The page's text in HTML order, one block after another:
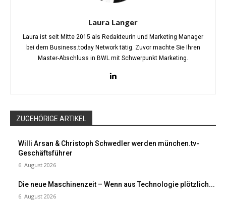
Laura Langer
Laura ist seit Mitte 2015 als Redakteurin und Marketing Manager
bei dem Business.today Network tätig. Zuvor machte Sie Ihren
Master-Abschluss in BWL mit Schwerpunkt Marketing.
ZUGEHÖRIGE ARTIKEL
Willi Arsan & Christoph Schwedler werden münchen.tv-
Geschäftsführer
6. August 2026
Die neue Maschinenzeit – Wenn aus Technologie plötzlich...
6. August 2026